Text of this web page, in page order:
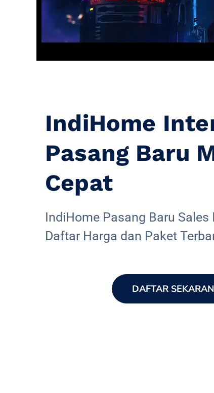
IndiHome
Pasang Baru
Cepat
IndiHome Pasang Baru Sales
Daftar Harga dan Paket
DAFTAR